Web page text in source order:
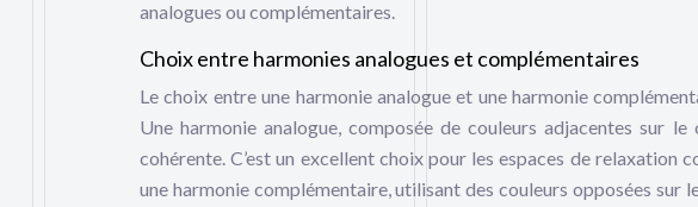
analogues ou complémentaires.
Choix entre harmonies analogues et complémentaires
Le choix entre une harmonie analogue et une harmonie
Une harmonie analogue, composée de couleurs adjacentes sur
cohérente. C’est un excellent choix pour les espaces de relaxation
une harmonie complémentaire, utilisant des couleurs opposées sur